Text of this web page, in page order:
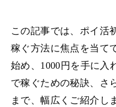
この記事では、ポイ活
稼ぐ方法に焦点を当て
始め、1000円を手に入
で稼ぐための秘訣、さ
まで、幅広くご紹介し